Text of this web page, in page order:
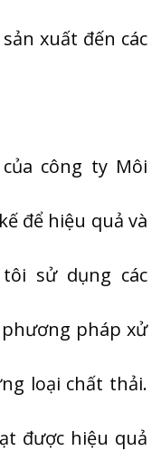
xuất đến các
của công ty Môi
để hiệu quả và
sử dụng các
pháp xử
loại chất thải.
được hiệu quả